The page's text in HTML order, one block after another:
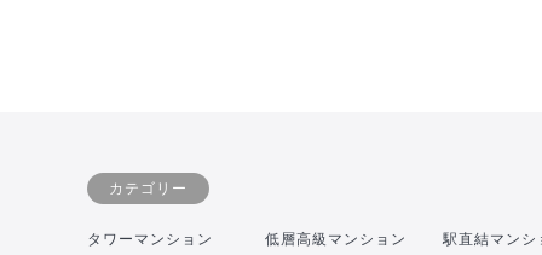
カテゴリー
タワーマンション 低層高級マンション 駅直結マンシ